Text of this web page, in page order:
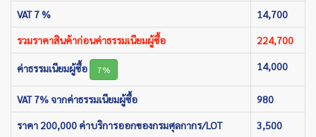
VAT 7 % 14,700
รวมราคาสินค้าก่อนค่าธรรมเนียมผู้ซื้อ 224,700
ค่าธรรมเนียมผู้ซื้อ 7% 14,000
VAT 7% จากค่าธรรมเนียมผู้ซื้อ 980
ราคา 200,000 ค่าบริการออกของกรมศุลกากร/LOT 3,500